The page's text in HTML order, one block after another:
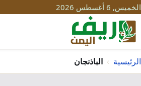
الخميس, 6 أغسطس 2026
الرئيسية › الباذنجان